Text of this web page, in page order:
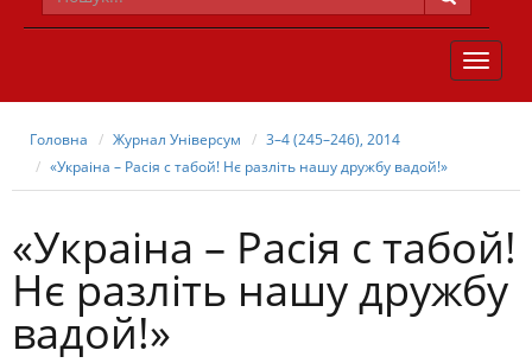
TOGGLE
Головна Журнал Універсум
3–4 (245–246), 2014
«Украіна – Расія с табой! Нє разліть нашу дружбу вадой!»
«Украіна – Расія с табой!
Нє разліть нашу дружбу
вадой!»